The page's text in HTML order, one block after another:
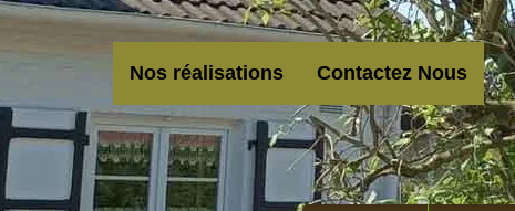
Nos réalisations Contactez Nous